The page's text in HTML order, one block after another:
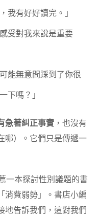
我有好好讀完。」
受對我來說是重要
能無意間踩到了你很
下嗎？」
急著糾正事實 ，也沒有
哪）。它們只是傳遞一
一本探討性別議題的書
消費弱勢」。書店小編
地告訴我們，這對我們